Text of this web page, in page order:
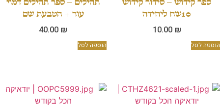
10שח ליחידה
10.00 ₪
הוספה לסל
עור + הטבעת שם
40.00 ₪
הוספה לסל